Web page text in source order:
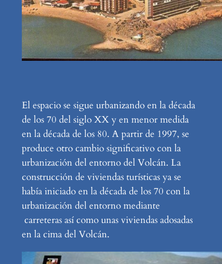
El espacio se sigue urbanizando en la década
de los 70 del siglo XX y en menor medida
en la década de los 80. A partir de 1997, se
produce otro cambio significativo con la
urbanización del entorno del Volcán. La
construcción de viviendas turísticas ya se
había iniciado en la década de los 70 con la
urbanización del entorno mediante
carreteras así como unas viviendas adosadas
en la cima del Volcán.